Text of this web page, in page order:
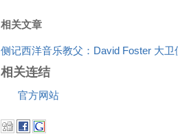
相关文章
侧记西洋音乐教父：David Foster 大卫
相关连结
官方网站